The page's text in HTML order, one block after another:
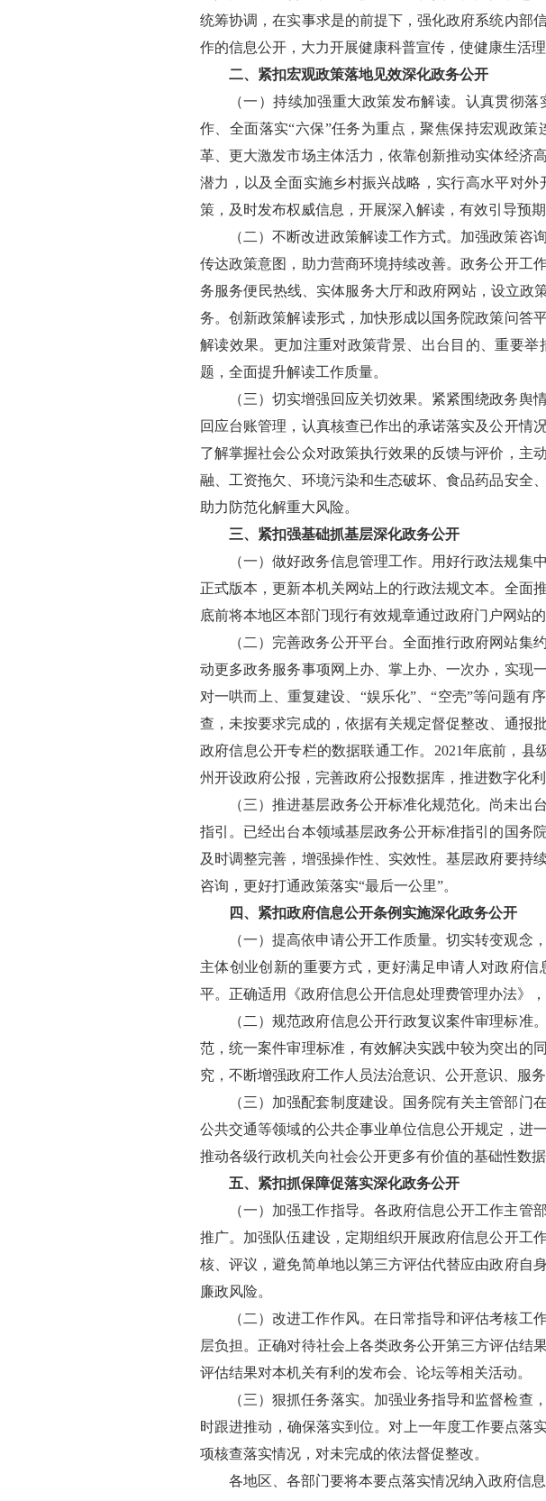
统筹协调，在实事求是的前提下，强化政府系统内部
作的信息公开，大力开展健康科普宣传，使健康生活
二、紧扣宏观政策落地见效深化政务公开
（一）持续加强重大政策发布解读。 认真贯彻落
作、全面落实“六保”任务为重点，聚焦保持宏观政
革、更大激发市场主体活力，依靠创新推动实体经济
潜力，以及全面实施乡村振兴战略，实行高水平对
策，及时发布权威信息，开展深入解读，有效引导预
（二）不断改进政策解读工作方式。 加强政策咨
传达政策意图，助力营商环境持续改善。政务公开工
务服务便民热线、实体服务大厅和政府网站，设立政
务。创新政策解读形式，加快形成以国务院政策问答
解读效果。更加注重对政策背景、出台目的、重要
题，全面提升解读工作质量。
（三）切实增强回应关切效果。 紧紧围绕政务舆
回应台账管理，认真核查已作出的承诺落实及公开情
了解掌握社会公众对政策执行效果的反馈与评价，主
融、工资拖欠、环境污染和生态破坏、食品药品安全
助力防范化解重大风险。
三、紧扣强基础抓基层深化政务公开
（一）做好政务信息管理工作。
用好行政法规集
正式版本，更新本机关网站上的行政法规文本。全面
底前将本地区本部门现行有效规章通过政府门户网站
（二）完善政务公开平台。 全面推行政府网站集
动更多政务服务事项网上办、掌上办、一次办，实现
对一哄而上、重复建设、“娱乐化”、“空壳”等问题有
查，未按要求完成的，依据有关规定督促整改、通报
政府信息公开专栏的数据联通工作。2021年底前，
州开设政府公报，完善政府公报数据库，推进数字化
（三）推进基层政务公开标准化规范化。 尚未出
指引。已经出台本领域基层政务公开标准指引的国务
及时调整完善，增强操作性、实效性。基层政府要持
咨询，更好打通政策落实“最后一公里”。
四、紧扣政府信息公开条例实施深化政务公开
（一）提高依申请公开工作质量。切实转变观念
主体创业创新的重要方式，更好满足申请人对政府
平。正确适用《政府信息公开信息处理费管理办法》
（二）规范政府信息公开行政复议案件审理标准。
范，统一案件审理标准，有效解决实践中较为突出的
究，不断增强政府工作人员法治意识、公开意识、服
（三）加强配套制度建设。
国务院有关主管部门
公共交通等领域的公共企事业单位信息公开规定，进
推动各级行政机关向社会公开更多有价值的基础性数
五、紧扣抓保障促落实深化政务公开
（一）加强工作指导。 各政府信息公开工作主管
推广。加强队伍建设，定期组织开展政府信息公开工
核、评议，避免简单地以第三方评估代替应由政府自
廉政风险。
（二）改进工作作风。 在日常指导和评估考核工
层负担。正确对待社会上各类政务公开第三方评估结
评估结果对本机关有利的发布会、论坛等相关活动。
（三）狠抓任务落实。 加强业务指导和监督检查
时跟进推动，确保落实到位。对上一年度工作要点落
项核查落实情况，对未完成的依法督促整改。
各地区、各部门要将本要点落实情况纳入政府信